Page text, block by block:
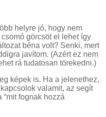
helyre jó, hogy nem
görcsöt el lehet így
béna volt? Senki, mert
javítom. (Azért ez nem
rá tudatosan törekedni.)
képek is. Ha a jelenethez,
valamit, az segít
fognak hozzá